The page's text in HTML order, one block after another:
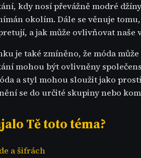
kdy nosí převážně modré
okolím. Dále se věnuje
a jak může ovlivňovat naše
je také zmíněno, že móda
mohou být ovlivněny
a styl mohou sloužit jako
se do určité skupiny nebo
Tě toto téma?
a šifrách